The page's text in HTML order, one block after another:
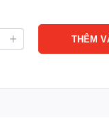
hại cho da và
THÊM